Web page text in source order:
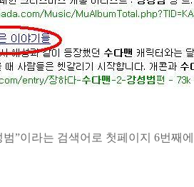
범”이라는 검색어로 첫페이지 6번째